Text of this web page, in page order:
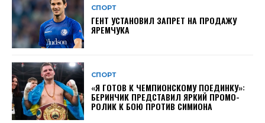
СПОРТ
ГЕНТ УСТАНОВИЛ ЗАПРЕТ НА ПРОДАЖУ
ЯРЕМЧУКА
СПОРТ
«Я ГОТОВ К ЧЕМПИОНСКОМУ ПОЕДИНКУ»:
БЕРИНЧИК ПРЕДСТАВИЛ ЯРКИЙ ПРОМО-
РОЛИК К БОЮ ПРОТИВ СИМИОНА